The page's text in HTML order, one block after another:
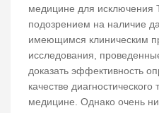
медицине для исключения
подозрением на наличие
имеющимся клиническим
исследования,
доказать эффективность
качестве
медицине. Однако очень